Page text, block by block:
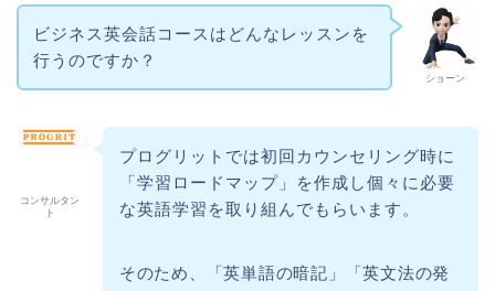
ショーン
ビジネス英会話コースはどんなレッスンを
行うのですか？
コンサルタン
ト
プログリットでは初回カウンセリング時に
「学習ロードマップ」を作成し個々に必要
な英語学習を取り組んでもらいます。
そのため、「英単語の暗記」「英文法の発